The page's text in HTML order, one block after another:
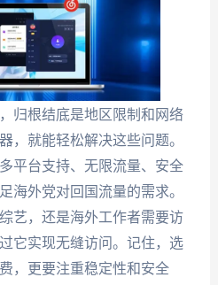
归根结底是地区限制和网络
，就能轻松解决这些问题。
平台支持、无限流量、安全
海外党对回国流量的需求。
艺，还是海外工作者需要访
它实现无缝访问。记住，选
，更要注重稳定性和安全